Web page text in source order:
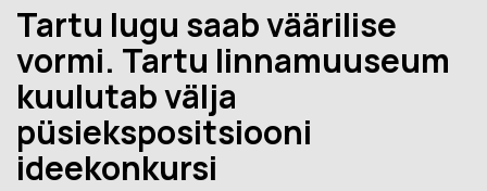
Tartu lugu saab väärilise
vormi. Tartu linnamuuseum
kuulutab välja
püsiekspositsiooni
ideekonkursi